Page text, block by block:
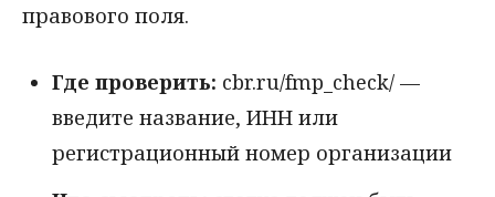
правового поля.
Где проверить: cbr.ru/fmp_check/ —
введите название, ИНН или
регистрационный номер организации